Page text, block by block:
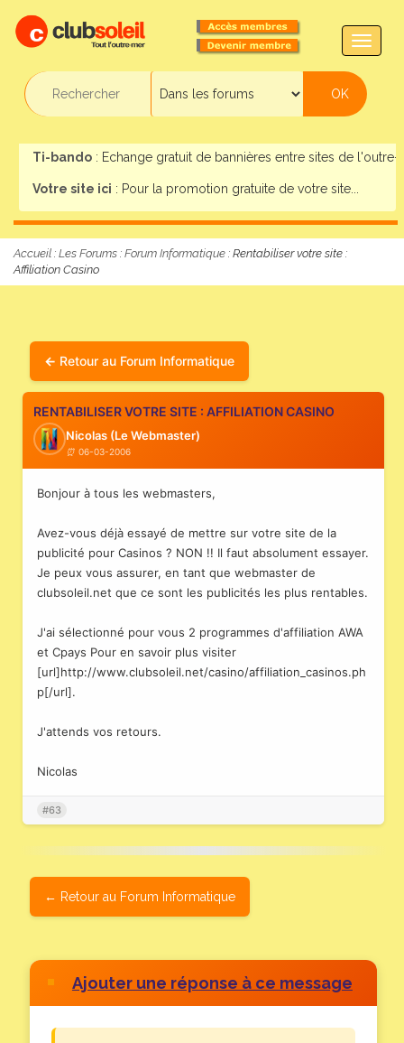
Ti-bando : Echange gratuit de bannières entre sites de l'outre-
Votre site ici : Pour la promotion gratuite de votre site...
Accueil : Les Forums : Forum Informatique : Rentabiliser votre site :
Affiliation Casino
Retour au Forum Informatique
RENTABILISER VOTRE SITE : AFFILIATION CASINO
Nicolas (Le Webmaster)
06-03-2006
Bonjour à tous les webmasters,
Avez-vous déjà essayé de mettre sur votre site de la
publicité pour Casinos ? NON !! Il faut absolument essayer.
Je peux vous assurer, en tant que webmaster de
clubsoleil.net que ce sont les publicités les plus rentables.
J'ai sélectionné pour vous 2 programmes d'affiliation AWA
et Cpays Pour en savoir plus visiter
[url]http://www.clubsoleil.net/casino/affiliation_casinos.ph
p[/url].
J'attends vos retours.
Nicolas
#63
Retour au Forum Informatique
Ajouter une réponse à ce message